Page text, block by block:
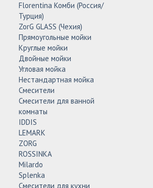
Florentina Комби (Россия/
Турция)
ZorG GLASS (Чехия)
Прямоугольные мойки
Круглые мойки
Двойные мойки
Угловая мойка
Нестандартная мойка
Смесители
Смесители для ванной
комнаты
IDDIS
LEMARK
ZORG
ROSSINKA
Milardo
Splenka
Смесители для кухни